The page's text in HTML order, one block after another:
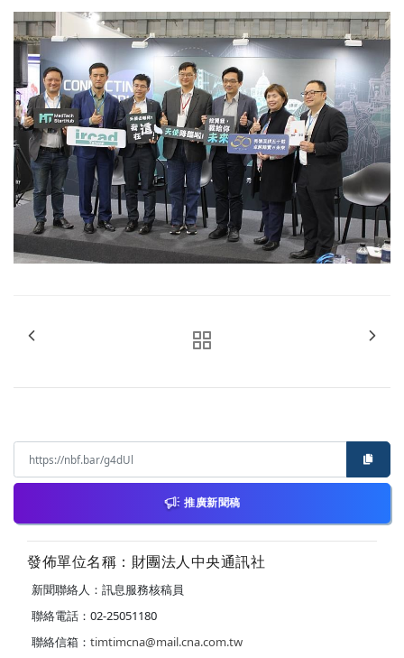
推廣新聞稿
發佈單位名稱：財團法人中央通訊社
新聞聯絡人：訊息服務核稿員
聯絡電話：02-25051180
聯絡信箱： timtimcna@mail.cna.com.tw